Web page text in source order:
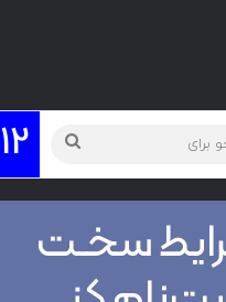
جستجو
برای
12